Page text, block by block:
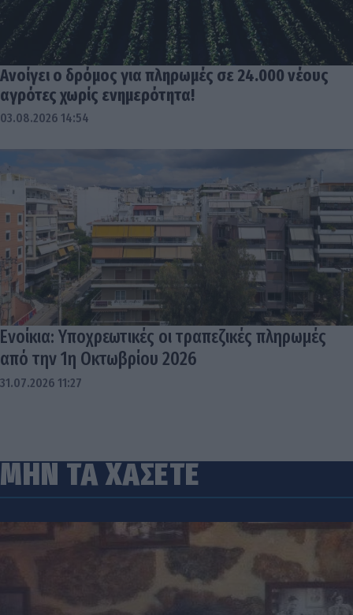
Ανοίγει ο δρόμος για πληρωμές σε 24.000 νέους
αγρότες χωρίς ενημερότητα!
03.08.2026 14:54
Ενοίκια: Υποχρεωτικές οι τραπεζικές πληρωμές
από την 1η Οκτωβρίου 2026
31.07.2026 11:27
ΜΗΝ ΤΑ ΧΑΣΕΤΕ